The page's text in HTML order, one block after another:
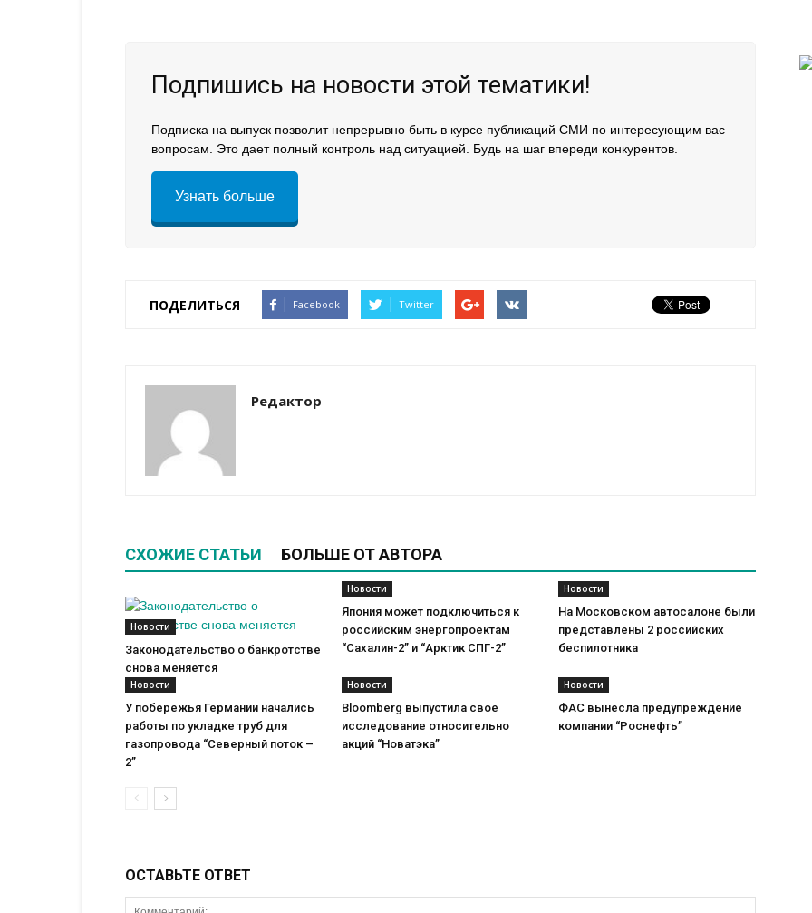
Подпишись на новости этой тематики!
Подписка на выпуск позволит непрерывно быть в курсе публикаций СМИ по интересующим вас
вопросам. Это дает полный контроль над ситуацией. Будь на шаг впереди конкурентов.
Узнать больше
ПОДЕЛИТЬСЯ Facebook Twitter
Редактор
СХОЖИЕ СТАТЬИ БОЛЬШЕ ОТ АВТОРА
Новости
Законодательство о банкротстве
снова меняется
Новости
Япония может подключиться к
российским энергопроектам
“Сахалин-2” и “Арктик СПГ-2”
Новости
На Московском автосалоне были
представлены 2 российских
беспилотника
Новости
У побережья Германии начались
работы по укладке труб для
газопровода “Северный поток –
2”
Новости
Bloomberg выпустила свое
исследование относительно
акций “Новатэка”
Новости
ФАС вынесла предупреждение
компании “Роснефть”
ОСТАВЬТЕ ОТВЕТ